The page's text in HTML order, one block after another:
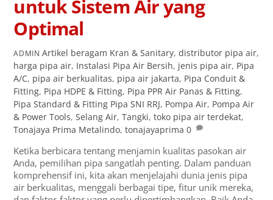
untuk Sistem Air yang
Optimal
ADMIN Artikel beragam Kran & Sanitary,distributor pipa air,
harga pipa air, Instalasi Pipa Air Bersih, jenis pipa air, Pipa
A/C, pipa air berkualitas, pipa air jakarta, Pipa Conduit &
Fitting, Pipa HDPE & Fitting, Pipa PPR Air Panas & Fitting,
Pipa Standard & Fitting Pipa SNI RRJ, Pompa Air, Pompa Air
& Power Tools,Selang Air,Tangki,toko pipa air terdekat,
Tonajaya Prima Metalindo,tonajayaprima 0
Ketika berbicara tentang menjamin kualitas pasokan air
Anda, pemilihan pipa sangatlah penting. Dalam panduan
komprehensif ini, kita akan menjelajahi dunia jenis pipa
air berkualitas, menggali berbagai tipe, fitur unik mereka,